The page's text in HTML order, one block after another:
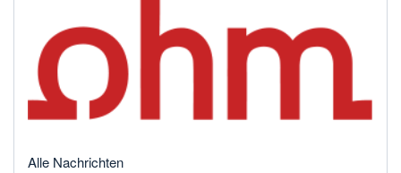
Alle Nachrichten